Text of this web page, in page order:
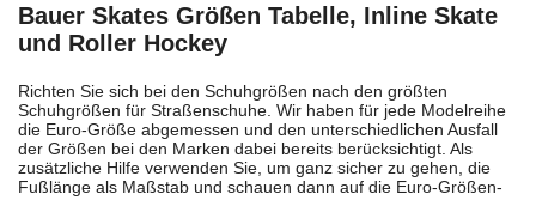
Bauer Skates Größen Tabelle, Inline Skate
und Roller Hockey
Richten Sie sich bei den Schuhgrößen nach den größten
Schuhgrößen für Straßenschuhe. Wir haben für jede Modelreihe
die Euro-Größe abgemessen und den unterschiedlichen Ausfall
der Größen bei den Marken dabei bereits berücksichtigt. Als
zusätzliche Hilfe verwenden Sie, um ganz sicher zu gehen, die
Fußlänge als Maßstab und schauen dann auf die Euro-Größen-